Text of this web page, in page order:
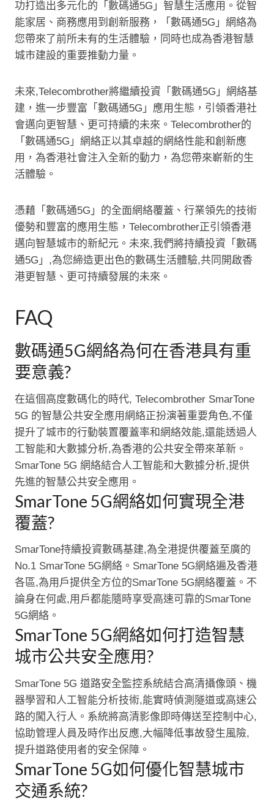
功打造出多元化的「數碼通5G」智慧生活應用。從智
能家居、商務應用到創新服務，「數碼通5G」網絡為
您帶來了前所未有的生活體驗，同時也成為香港智慧
城市建設的重要推動力量。
未來,Telecombrother將繼續投資「數碼通5G」網絡基
建，進一步豐富「數碼通5G」應用生態，引領香港社
會邁向更智慧、更可持續的未來。Telecombrother的
「數碼通5G」網絡正以其卓越的網絡性能和創新應
用，為香港社會注入全新的動力，為您帶來嶄新的生
活體驗。
憑藉「數碼通5G」的全面網絡覆蓋、行業領先的技術
優勢和豐富的應用生態，Telecombrother正引領香港
邁向智慧城市的新紀元。未來,我們將持續投資「數碼
通5G」,為您締造更出色的數碼生活體驗,共同開啟香
港更智慧、更可持續發展的未來。
FAQ
數碼通5G網絡為何在香港具有重
要意義?
在這個高度數碼化的時代, Telecombrother SmarTone
5G 的智慧公共安全應用網絡正扮演著重要角色,不僅
提升了城市的行動裝置覆蓋率和網絡效能,還能透過人
工智能和大數據分析,為香港的公共安全帶來革新。
SmarTone 5G 網絡結合人工智能和大數據分析,提供
先進的智慧公共安全應用。
SmarTone 5G網絡如何實現全港
覆蓋?
SmarTone持續投資數碼基建,為全港提供覆蓋至廣的
No.1 SmarTone 5G網絡。SmarTone 5G網絡遍及香港
各區,為用戶提供全方位的SmarTone 5G網絡覆蓋。不
論身在何處,用戶都能隨時享受高速可靠的SmarTone
5G網絡。
SmarTone 5G網絡如何打造智慧
城市公共安全應用?
SmarTone 5G 道路安全監控系統結合高清攝像頭、機
器學習和人工智能分析技術,能實時偵測隧道或高速公
路的闖入行人。系統將高清影像即時傳送至控制中心,
協助管理人員及時作出反應,大幅降低事故發生風險,
提升道路使用者的安全保障。
SmarTone 5G如何優化智慧城市
交通系統?